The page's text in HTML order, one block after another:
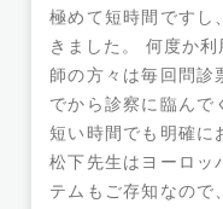
極めて短時間ですし
きました。 何度か
師の方々は毎回問診
でから診察に臨んで
短い時間でも明確に
松下先生はヨーロッ
テムもご存知なので